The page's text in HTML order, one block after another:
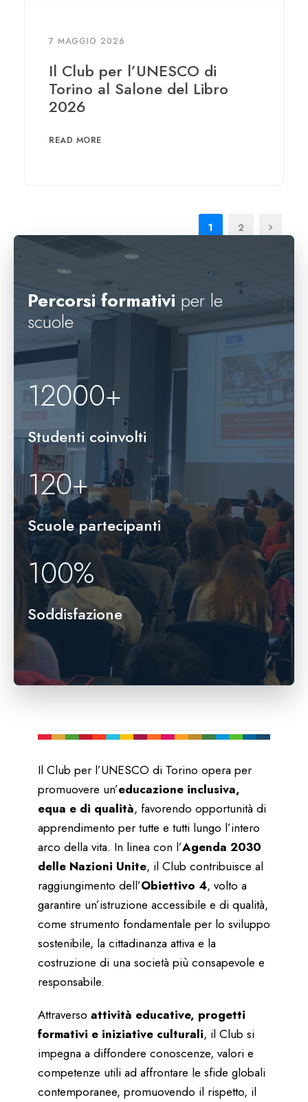
7 MAGGIO 2026
Il Club per l’UNESCO di
Torino al Salone del Libro
2026
READ MORE
1 2
Percorsi formativi per le
scuole
12000+
Studenti coinvolti
120+
Scuole partecipanti
100%
Soddisfazione
Il Club per l’UNESCO di Torino opera per
promuovere un’educazione inclusiva,
equa e di qualità, favorendo opportunità di
apprendimento per tutte e tutti lungo l’intero
arco della vita. In linea con l’Agenda 2030
delle Nazioni Unite, il Club contribuisce al
raggiungimento dell’Obiettivo 4, volto a
garantire un’istruzione accessibile e di qualità,
come strumento fondamentale per lo sviluppo
sostenibile, la cittadinanza attiva e la
costruzione di una società più consapevole e
responsabile.
Attraverso attività educative, progetti
formativi e iniziative culturali, il Club si
impegna a diffondere conoscenze, valori e
competenze utili ad affrontare le sfide globali
contemporanee, promuovendo il rispetto, il